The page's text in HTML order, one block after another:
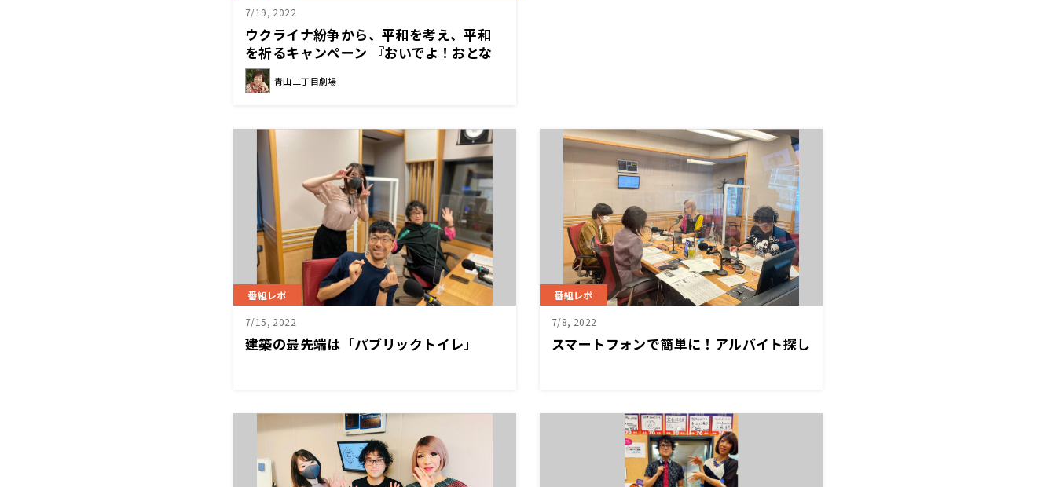
7/19, 2022
ウクライナ紛争から、平和を考え、平和
を祈るキャンペーン 『おいでよ！おとな
りさん 平和をねがウィーク』 8月8日
（月)～12日（金）
青山二丁目劇場
番組レポ
7/15, 2022
建築の最先端は「パブリックトイレ」
番組レポ
7/8, 2022
スマートフォンで簡単に！アルバイト探し